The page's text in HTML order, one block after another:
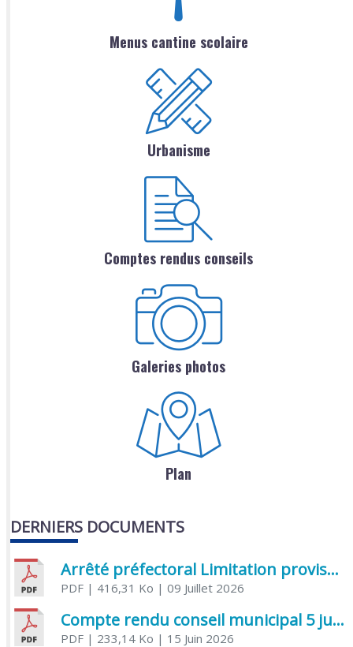
Menus cantine scolaire
Urbanisme
Comptes rendus conseils
Galeries photos
Plan
DERNIERS DOCUMENTS
Arrêté préfectoral Limitation provisoire des usages de l’eau
PDF| 416,31 Ko | 09 Juillet 2026
Compte rendu conseil municipal 5 juin 2026 sénatoriale
PDF| 233,14 Ko | 15 Juin 2026